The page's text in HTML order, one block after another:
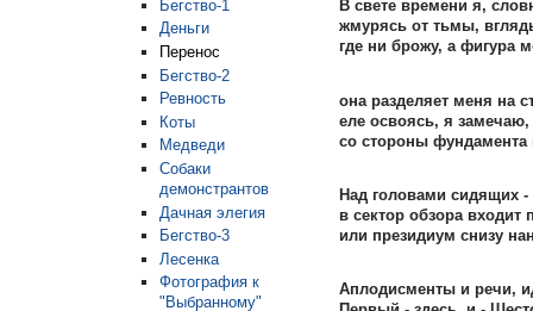
Бегство-1
Деньги
Перенос
Бегство-2
Ревность
Коты
Медведи
Собаки
демонстрантов
Дачная элегия
Бегство-3
Лесенка
Фотография к
"Выбранному"
В свете времени я,
жмурясь от тьмы,
где ни брожу, а фигура
она разделяет меня на
еле освоясь, я замечаю,
со стороны
Над головами сидящих
в сектор обзора входит
или президиум снизу
Аплодисменты и речи,